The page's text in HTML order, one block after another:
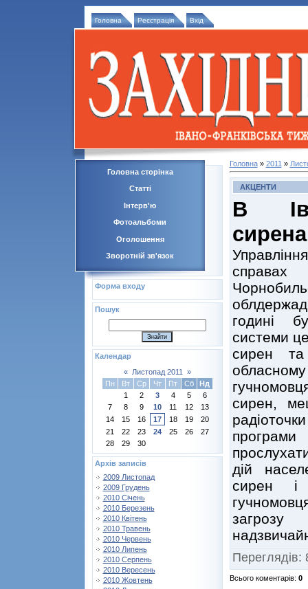
Головна Реєстрація Вхід
Головна сторінка
Статті
Інтерв'ю
Фотоальбоми
Оголошення
Зворотній зв'язок
Форма входу
Пошук
Календар
«
Листопад 2011
»
Пн
Вт Ср Чт Пт Сб
Нд
1
2 3 4 5
6
7
8 9 10 11 12
13
14
15 16 17 18 19
20
21
22 23 24 25 26
27
28
29 30
Архів записів
2009 Листопад
2009 Грудень
2010 Січень
2010 Березень
2010 Квітень
2010 Травень
2010 Червень
2010 Липень
2010 Серпень
2010 Вересень
2010 Жовтень
Головна» 2011 »
АКЦЕНТИ
В
сирена
справах
годині
системи
сирен та
сирен,
дій
сирен і
Переглядів:
Всього коментарів: 0